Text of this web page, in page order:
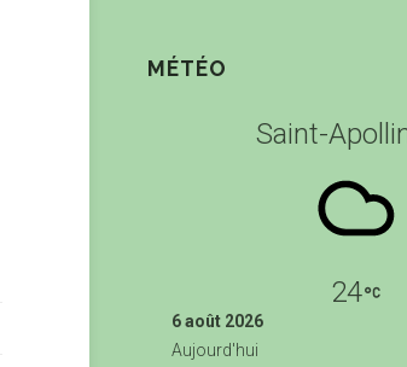
MÉTÉO
Saint-
24
6 août 2026
Aujourd'hui